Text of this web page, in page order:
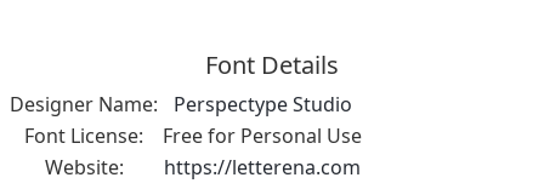
Font Details
Designer Name:
Perspectype Studio
Font License:
Free for Personal Use
Website:
https://letterena.com